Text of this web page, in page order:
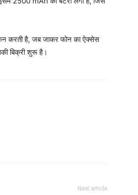
करती है, जब जाकर फोन का ऐक्सेस
बिक्री शुरू है।
Next article